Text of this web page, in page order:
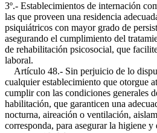
3º.- Establecimientos de internación
las que proveen una residencia
psiquiátricos con mayor grado de
asegurando el cumplimiento del
de rehabilitación psicosocial, que
laboral.
Artículo 48.- Sin perjuicio de lo
cualquier establecimiento que otorgue
cumplir con las condiciones generales
habilitación, que garanticen una
nocturna, aireación o ventilación,
corresponda, para asegurar la higiene y